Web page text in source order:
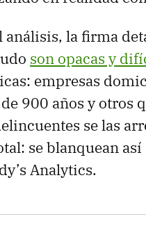
análisis, la firma
son opacas y
empresas
900 años y otros
se las
se blanquean
Analytics.